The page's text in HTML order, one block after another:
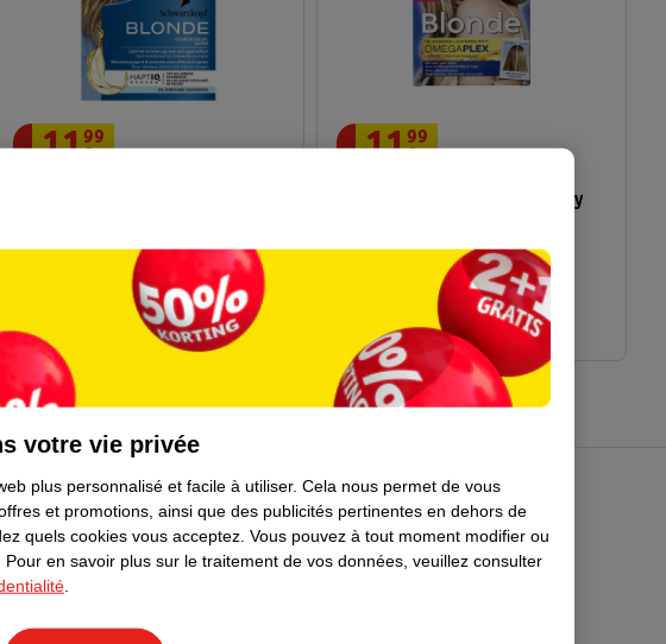
11.
99
25
Schwarzkopf Blonde M3+ Easy
11.
99
2
Tout sur Kruidvat
À propos de Kruidvat
votre vie privée
plus personnalisé et facile à utiliser. Cela nous permet de vous
et promotions, ainsi que des publicités pertinentes en dehors de
quels cookies vous acceptez. Vous pouvez à tout moment modifier ou
Pour en savoir plus sur le traitement de vos données, veuillez consulter